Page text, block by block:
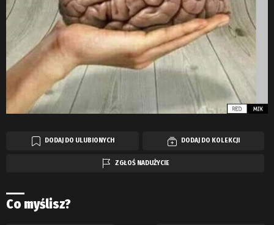
DODAJ DO ULUBIONYCH DODAJ DO KOLEKCJI
ZGŁOŚ NADUŻYCIE
Co myślisz?